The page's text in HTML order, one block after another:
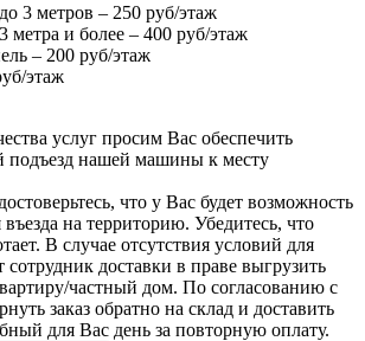
3 метров – 250 руб/этаж
метра и более – 400 руб/этаж
– 200 руб/этаж
этаж
услуг просим Вас обеспечить
подъезд нашей машины к месту
что у Вас будет возможность
на территорию. Убедитесь, что
В случае отсутствия условий для
сотрудник доставки в праве выгрузить
частный дом. По согласованию с
заказ обратно на склад и доставить
для Вас день за повторную оплату.